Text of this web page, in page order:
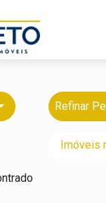
Refinar